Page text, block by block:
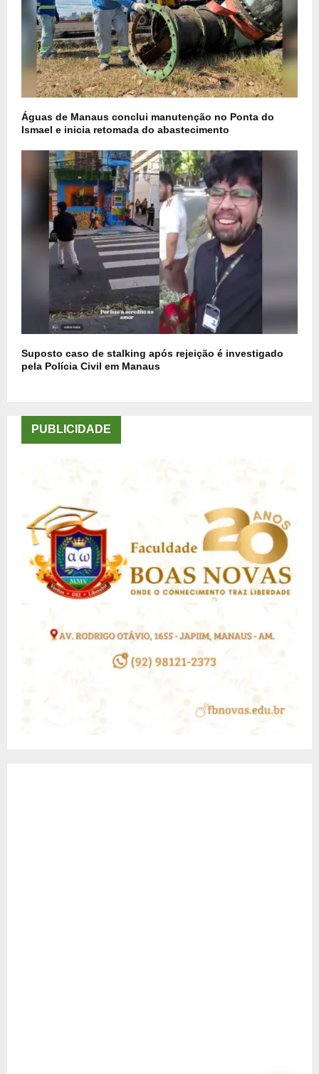
Águas de Manaus conclui manutenção no Ponta do
Ismael e inicia retomada do abastecimento
Suposto caso de stalking após rejeição é investigado
pela Polícia Civil em Manaus
PUBLICIDADE